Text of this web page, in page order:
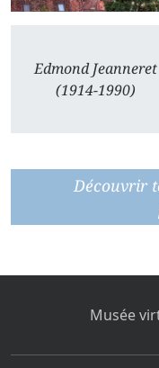
Edmond Jeanneret
(1914-1990)
Découvrir
Musée